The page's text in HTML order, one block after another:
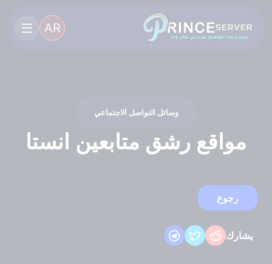
AR
وسائل التواصل الاجتماعي
مواقع رشق متابعين انستا
رجوع
يشارك